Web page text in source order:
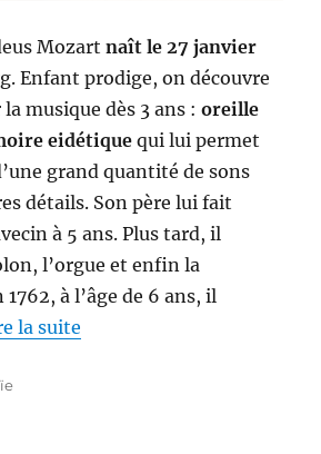
Mozartnaît le 27 janvier
Enfant prodige, on découvre
musique dès 3 ans :oreille
eidétique qui lui permet
grand quantité de sons
détails. Son père lui fait
à 5 ans. Plus tard, il
l’orgue et enfin la
à l’âge de 6 ans, il
la suite